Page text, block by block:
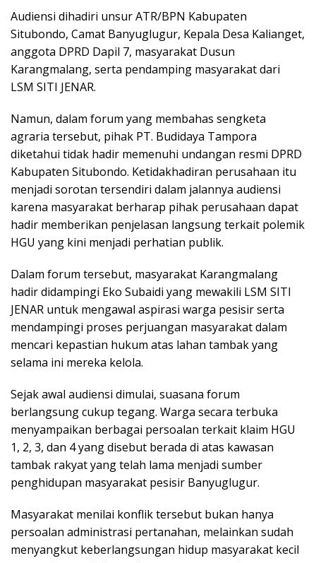
Audiensi dihadiri unsur ATR/BPN Kabupaten
Situbondo, Camat Banyuglugur, Kepala Desa Kalianget,
anggota DPRD Dapil 7, masyarakat Dusun
Karangmalang, serta pendamping masyarakat dari
LSM SITI JENAR.
Namun, dalam forum yang membahas sengketa
agraria tersebut, pihak PT. Budidaya Tampora
diketahui tidak hadir memenuhi undangan resmi DPRD
Kabupaten Situbondo. Ketidakhadiran perusahaan itu
menjadi sorotan tersendiri dalam jalannya audiensi
karena masyarakat berharap pihak perusahaan dapat
hadir memberikan penjelasan langsung terkait polemik
HGU yang kini menjadi perhatian publik.
Dalam forum tersebut, masyarakat Karangmalang
hadir didampingi Eko Subaidi yang mewakili LSM SITI
JENAR untuk mengawal aspirasi warga pesisir serta
mendampingi proses perjuangan masyarakat dalam
mencari kepastian hukum atas lahan tambak yang
selama ini mereka kelola.
Sejak awal audiensi dimulai, suasana forum
berlangsung cukup tegang. Warga secara terbuka
menyampaikan berbagai persoalan terkait klaim HGU
1, 2, 3, dan 4 yang disebut berada di atas kawasan
tambak rakyat yang telah lama menjadi sumber
penghidupan masyarakat pesisir Banyuglugur.
Masyarakat menilai konflik tersebut bukan hanya
persoalan administrasi pertanahan, melainkan sudah
menyangkut keberlangsungan hidup masyarakat kecil